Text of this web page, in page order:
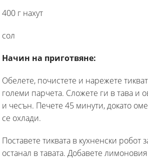
400 г нахут
сол
Начин на приготвяне:
Обелете, почистете и нарежете
големи парчета. Сложете ги в тава и
и чесън. Печете 45 минути, докато
се охлади.
Поставете тиквата в кухненски робот
останал в тавата. Добавете лимоновия